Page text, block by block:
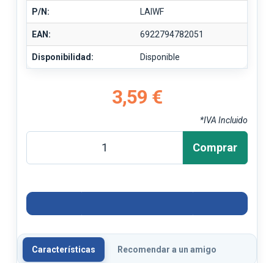
P/N: LAIWF
EAN: 6922794782051
Disponibilidad: Disponible
3,59 €
*IVA Incluido
Comprar
Características Recomendar a un amigo